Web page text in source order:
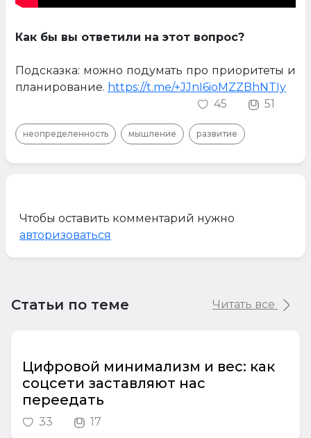
Как бы вы ответили на этот вопрос?
Подсказка: можно подумать про приоритеты и
планирование. https://t.me/+JJnI6ioMZZBhNTIy
45
51
неопределенность мышление развитие
Чтобы оставить комментарий нужно
авторизоваться
Статьи по теме Читать все
Цифровой минимализм и вес: как
соцсети заставляют нас
переедать
33 17